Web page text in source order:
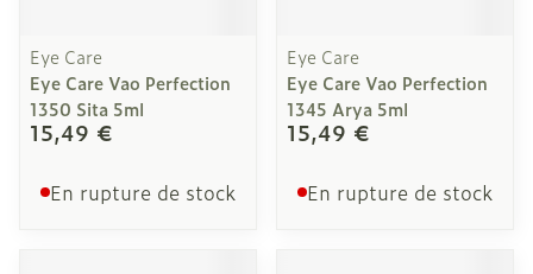
Eye Care
Eye Care Vao Perfection
1350 Sita 5ml
15,49 €
En rupture de stock
Eye Care
Eye Care Vao Perfection
1345 Arya 5ml
15,49 €
En rupture de stock